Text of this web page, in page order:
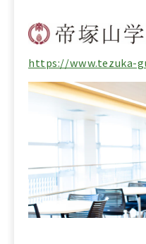
https://www.tezuka-